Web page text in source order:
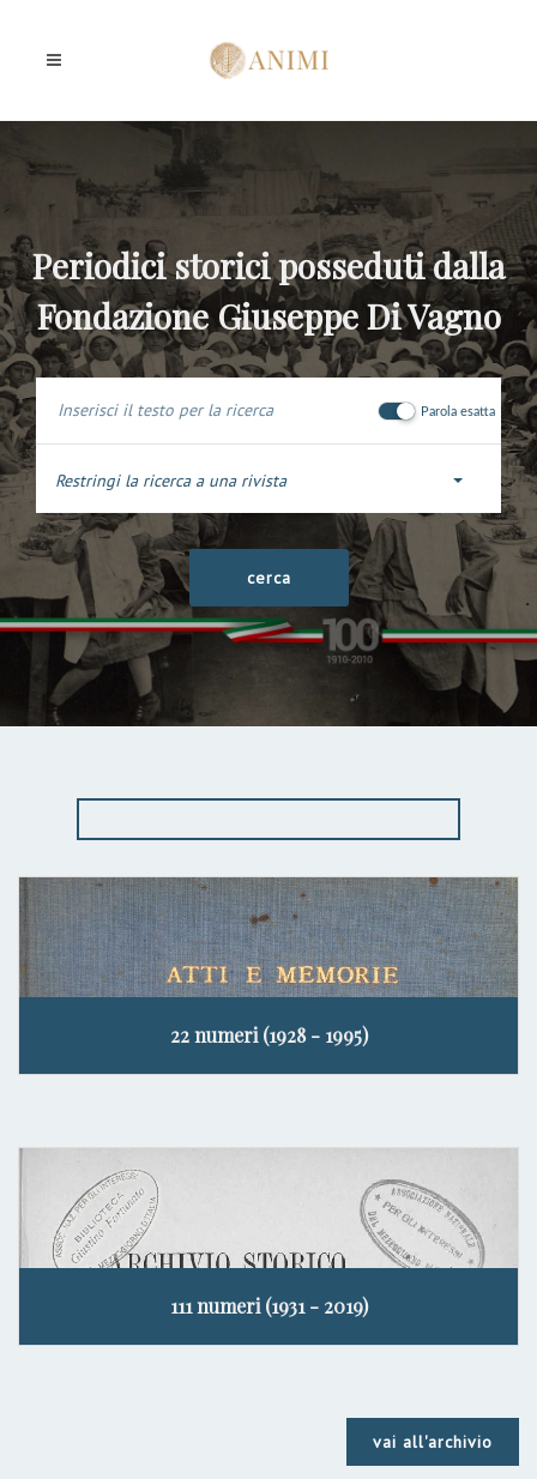
Periodici storici posseduti dalla
Fondazione Giuseppe Di Vagno
Parola esatta
Restringi la ricerca a una rivista
22 numeri (1928 - 1995)
111 numeri (1931 - 2019)
vai all'archivio